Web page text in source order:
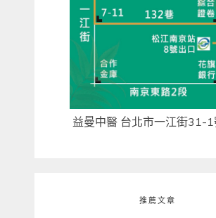
益曼中醫 台北市一江街31-
推薦文章